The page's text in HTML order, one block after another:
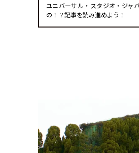
ユニバーサル・スタジオ・ジャ
の！？記事を読み進めよう！